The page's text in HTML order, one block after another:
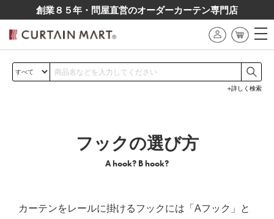
創業８５年・問屋直営のオーダーカーテン専⾨店
詳しく検索
フックの選び方
A hook? B hook?
カーテンをレールに掛けるフックには「Aフック」と